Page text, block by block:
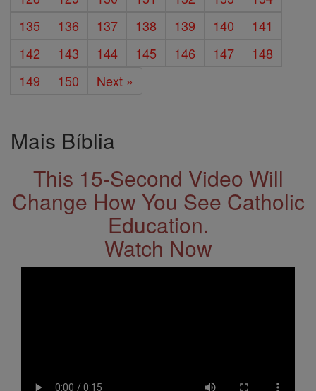
135
136 137 138 139 140
141
142
143 144 145 146 147
148
149
150 Next »
Mais Bíblia
This 15-Second Video Will
Change How You See Catholic
Education.
Watch Now